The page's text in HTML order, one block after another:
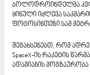
ბოლოდროინდელმა
ყინული იძლევა
ფოტოსინთეზი სამ
შეგახსენებთ, რომ
SpaceX-ის რაკეტის
ადამიანის მოგზაურობა